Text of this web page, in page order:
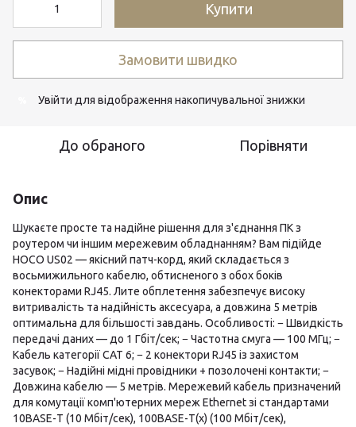
Купити
Замовити швидко
Увійти для відображення накопичувальної знижки
До обраного Порівняти
Опис
Шукаєте просте та надійне рішення для з'єднання ПК з
роутером чи іншим мережевим обладнанням? Вам підійде
HOCO US02 — якісний патч-корд, який складається з
восьмижильного кабелю, обтисненого з обох боків
конекторами RJ45. Лите обплетення забезпечує високу
витривалість та надійність аксесуара, а довжина 5 метрів
оптимальна для більшості завдань. Особливості: − Швидкість
передачі даних — до 1 Гбіт/сек; − Частотна смуга — 100 МГц; −
Кабель категорії САТ 6; − 2 конектори RJ45 із захистом
засувок; − Надійні мідні провідники + позолочені контакти; −
Довжина кабелю — 5 метрів. Мережевий кабель призначений
для комутації комп'ютерних мереж Ethernet зі стандартами
10ВАSЕ-Т (10 Мбіт/сек), 100ВАSЕ-Т(х) (100 Мбіт/сек),